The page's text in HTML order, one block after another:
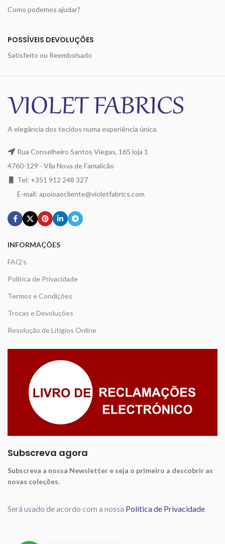
Como podemos ajudar?
POSSÍVEIS DEVOLUÇÕES
Satisfeito ou Reembolsado
A elegância dos tecidos numa experiência única.
Rua Conselheiro Santos Viegas, 165 loja 1
4760-129 - Vila Nova de Famalicão
Tel: +351 912 248 327
E-mail: apoioaocliente@violetfabrics.com
INFORMAÇÕES
FAQ's
Politica de Privacidade
Termos e Condições
Trocas e Devoluções
Resolução de Litígios Online
Subscreva agora
Subscreva a nossa Newsletter e seja o primeiro a descobrir as
novas coleções.
Será usado de acordo com a nossa Política de Privacidade